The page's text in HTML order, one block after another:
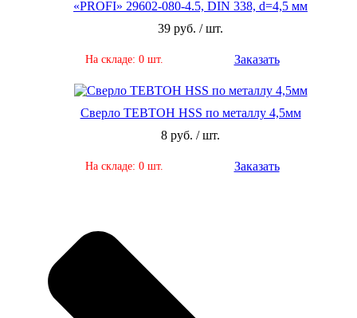
«PROFI» 29602-080-4.5, DIN 338, d=4,5 мм
39 руб. / шт.
На складе: 0 шт. Заказать
Сверло ТЕВТОН HSS по металлу 4,5мм
8 руб. / шт.
На складе: 0 шт. Заказать